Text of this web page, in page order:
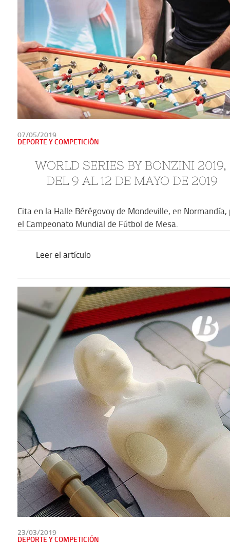
PUBLICADO
EN
07/05/2019
DEPORTE Y COMPETICIÓN
WORLD SERIES BY BONZINI 2019,
DEL 9 AL 12 DE MAYO DE 2019
Cita en la Halle Bérégovoy de Mondeville, en Normandía,
el Campeonato Mundial de Fútbol de Mesa.
Leer el artículo
PUBLICADO
EN
23/03/2019
DEPORTE Y COMPETICIÓN